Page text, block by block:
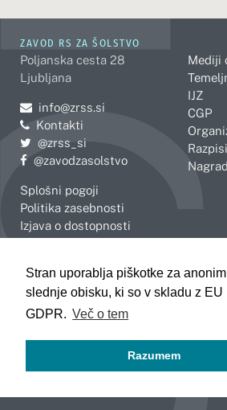
Stran uporablja piškotke za
slednje obisku, ki so v skladu z EU
GDPR. Več o tem
Razumem
ZAVOD RS ZA ŠOLSTVO
Poljanska cesta 28
Ljubljana
Pošljite e-mail na
info@zrss.si
Kontakti
Pojdite na Twitter:
@zrss_si
Pojdite na Facebook:
@zavodzasolstvo
Splošni pogoji
Politika zasebnosti
Izjava o dostopnosti
Mediji
IJZ
CGP
Celje
Koper
Kranj
Novo